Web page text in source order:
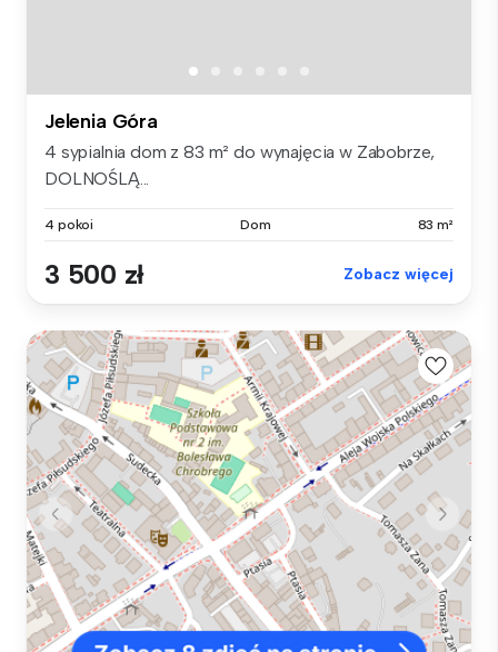
Jelenia Góra
4 sypialnia dom z 83 m² do wynajęcia w Zabobrze,
DOLNOŚLĄ...
4 pokoi Dom 83 m²
3 500 zł Zobacz więcej